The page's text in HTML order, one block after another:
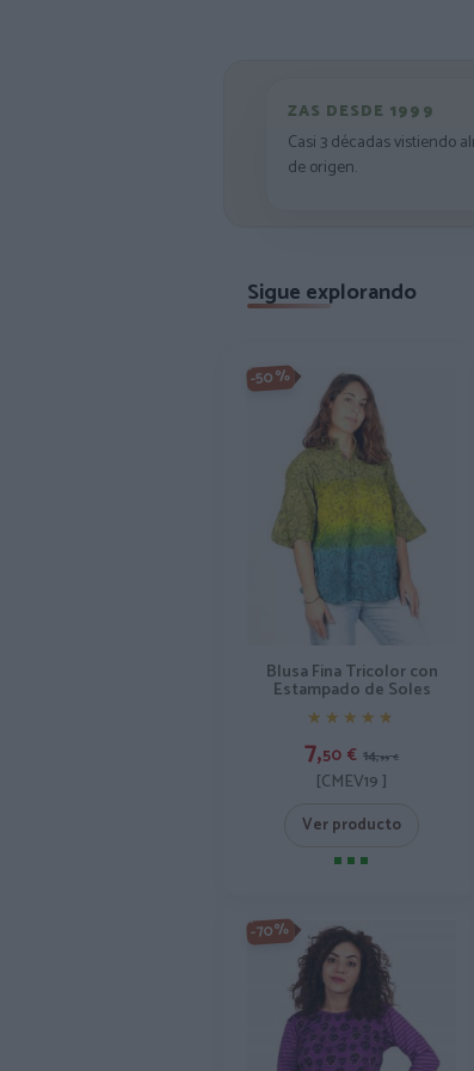
ZAS DESDE 1999
Casi 3 décadas vistiendo
de origen.
Sigue explorando
-50%
Blusa Fina Tricolor con
Estampado de Soles
★★★★★
★★★★★
7,50 € 14,99 €
[CMEV19 ]
Ver producto
-70%